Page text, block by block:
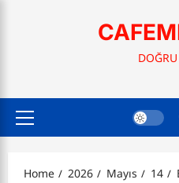
Primary
Home 2026 Mayıs 14